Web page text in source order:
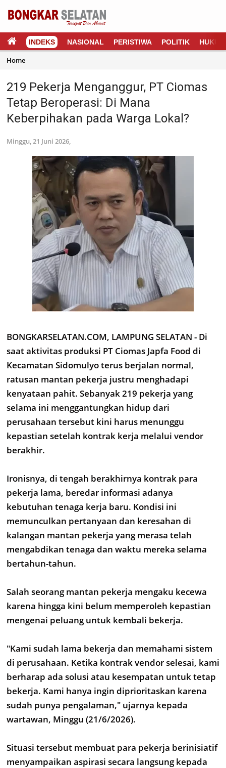
INDEKS NASIONAL PERISTIWA POLITIK HUKUM
Home
219 Pekerja Menganggur, PT Ciomas
Tetap Beroperasi: Di Mana
Keberpihakan pada Warga Lokal?
Minggu, 21 Juni 2026,
BONGKARSELATAN.COM, LAMPUNG SELATAN - Di
saat aktivitas produksi PT Ciomas Japfa Food di
Kecamatan Sidomulyo terus berjalan normal,
ratusan mantan pekerja justru menghadapi
kenyataan pahit. Sebanyak 219 pekerja yang
selama ini menggantungkan hidup dari
perusahaan tersebut kini harus menunggu
kepastian setelah kontrak kerja melalui vendor
berakhir.
Ironisnya, di tengah berakhirnya kontrak para
pekerja lama, beredar informasi adanya
kebutuhan tenaga kerja baru. Kondisi ini
memunculkan pertanyaan dan keresahan di
kalangan mantan pekerja yang merasa telah
mengabdikan tenaga dan waktu mereka selama
bertahun-tahun.
Salah seorang mantan pekerja mengaku kecewa
karena hingga kini belum memperoleh kepastian
mengenai peluang untuk kembali bekerja.
"Kami sudah lama bekerja dan memahami sistem
di perusahaan. Ketika kontrak vendor selesai, kami
berharap ada solusi atau kesempatan untuk tetap
bekerja. Kami hanya ingin diprioritaskan karena
sudah punya pengalaman," ujarnya kepada
wartawan, Minggu (21/6/2026).
Situasi tersebut membuat para pekerja berinisiatif
menyampaikan aspirasi secara langsung kepada